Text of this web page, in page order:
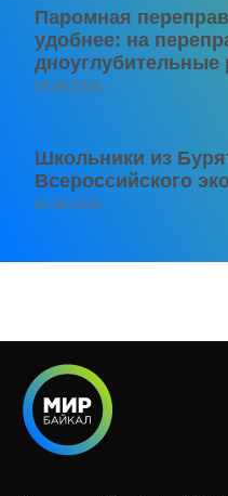
Паромная
удобнее: на
дноуглубительные
06.08.2026
Школьники из
Всероссийского
06.08.2026